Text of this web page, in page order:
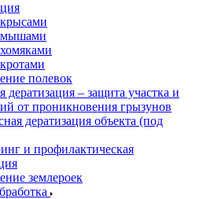
мышами
полевок
дератизация – защита участка и
от проникновения грызунов
дератизация объекта (под
и профилактическая
землероек